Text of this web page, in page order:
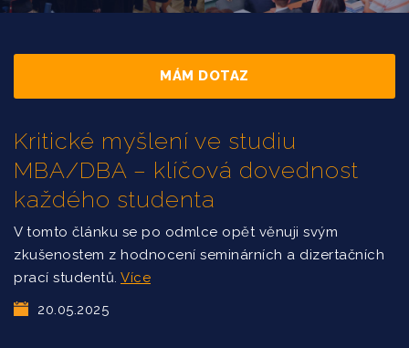
MÁM DOTAZ
Kritické myšlení ve studiu
MBA/DBA – klíčová dovednost
každého studenta
V tomto článku se po odmlce opět věnuji svým
zkušenostem z hodnocení seminárních a dizertačních
prací studentů. Více
20.05.2025